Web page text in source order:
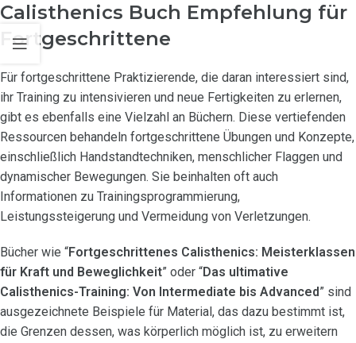
Calisthenics Buch Empfehlung für
Fortgeschrittene
Für fortgeschrittene Praktizierende, die daran interessiert sind,
ihr Training zu intensivieren und neue Fertigkeiten zu erlernen,
gibt es ebenfalls eine Vielzahl an Büchern. Diese vertiefenden
Ressourcen behandeln fortgeschrittene Übungen und Konzepte,
einschließlich Handstandtechniken, menschlicher Flaggen und
dynamischer Bewegungen. Sie beinhalten oft auch
Informationen zu Trainingsprogrammierung,
Leistungssteigerung und Vermeidung von Verletzungen.
Bücher wie “Fortgeschrittenes Calisthenics: Meisterklassen
für Kraft und Beweglichkeit” oder “Das ultimative
Calisthenics-Training: Von Intermediate bis Advanced” sind
ausgezeichnete Beispiele für Material, das dazu bestimmt ist,
die Grenzen dessen, was körperlich möglich ist, zu erweitern